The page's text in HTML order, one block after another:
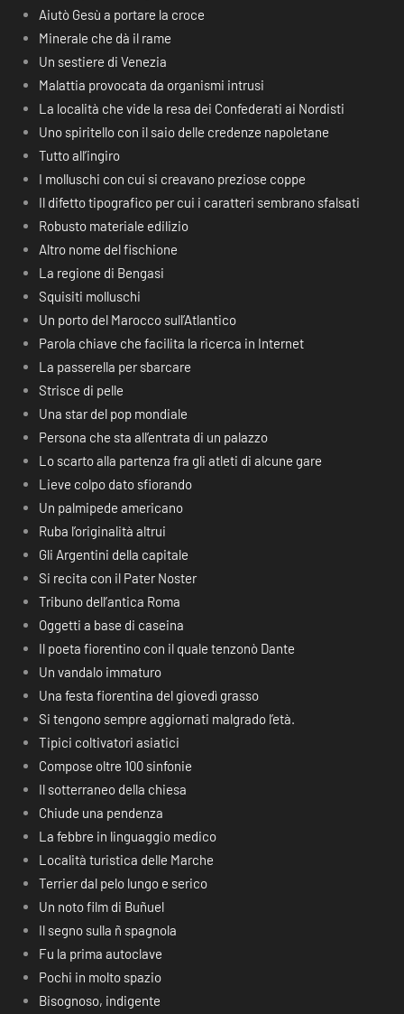
Aiutò Gesù a portare la croce
Minerale che dà il rame
Un sestiere di Venezia
Malattia provocata da organismi intrusi
La località che vide la resa dei Confederati ai Nordisti
Uno spiritello con il saio delle credenze napoletane
Tutto all’ingiro
I molluschi con cui si creavano preziose coppe
Il difetto tipografico per cui i caratteri sembrano sfalsati
Robusto materiale edilizio
Altro nome del fischione
La regione di Bengasi
Squisiti molluschi
Un porto del Marocco sull’Atlantico
Parola chiave che facilita la ricerca in Internet
La passerella per sbarcare
Strisce di pelle
Una star del pop mondiale
Persona che sta all’entrata di un palazzo
Lo scarto alla partenza fra gli atleti di alcune gare
Lieve colpo dato sfiorando
Un palmipede americano
Ruba l’originalità altrui
Gli Argentini della capitale
Si recita con il Pater Noster
Tribuno dell’antica Roma
Oggetti a base di caseina
Il poeta fiorentino con il quale tenzonò Dante
Un vandalo immaturo
Una festa fiorentina del giovedì grasso
Si tengono sempre aggiornati malgrado l’età.
Tipici coltivatori asiatici
Compose oltre 100 sinfonie
Il sotterraneo della chiesa
Chiude una pendenza
La febbre in linguaggio medico
Località turistica delle Marche
Terrier dal pelo lungo e serico
Un noto film di Buñuel
Il segno sulla ñ spagnola
Fu la prima autoclave
Pochi in molto spazio
Bisognoso, indigente